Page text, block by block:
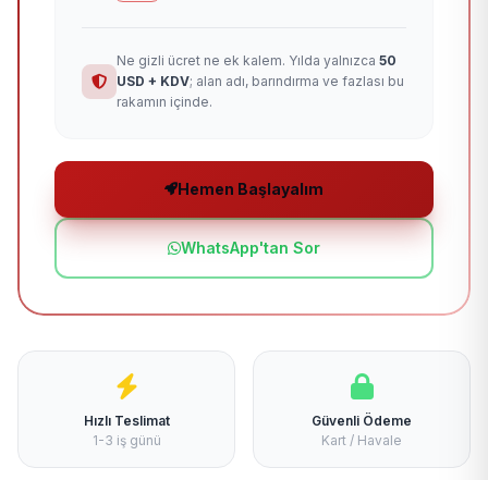
Ne gizli ücret ne ek kalem. Yılda yalnızca 50
USD + KDV; alan adı, barındırma ve fazlası bu
rakamın içinde.
Hemen Başlayalım
WhatsApp'tan Sor
Hızlı Teslimat
1-3 iş günü
Güvenli Ödeme
Kart / Havale